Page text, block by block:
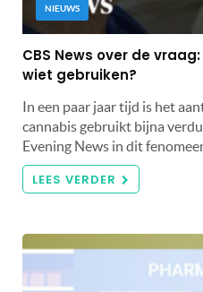
NIEUWS
CBS News over de
wiet gebruiken?
In een paar jaar tijd is het
cannabis gebruikt bijna
Evening News in dit
LEES VERDER